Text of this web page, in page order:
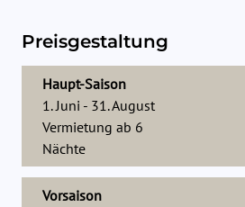
Preisgestaltung
Haupt-Saison
1. Juni - 31. August
Vermietung ab 6
Nächte
Vorsaison